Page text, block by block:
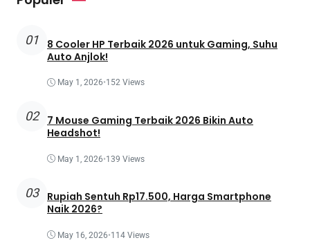
01
8 Cooler HP Terbaik 2026 untuk Gaming, Suhu
Auto Anjlok!
May 1, 2026•152 Views
02
7 Mouse Gaming Terbaik 2026 Bikin Auto
Headshot!
May 1, 2026•139 Views
03
Rupiah Sentuh Rp17.500, Harga Smartphone
Naik 2026?
May 16, 2026•114 Views